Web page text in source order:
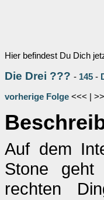
Hier befindest Du Dich
Die Drei ??? - 145 -
vorherige Folge <<< |
Auf dem
Stone
rechten